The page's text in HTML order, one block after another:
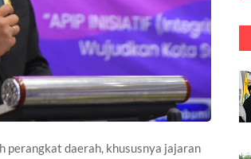
perangkat daerah, khususnya jajaran